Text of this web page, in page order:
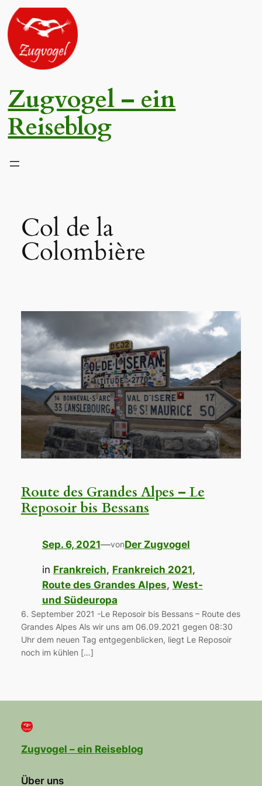
Zum
Inhalt
springen
Zugvogel – ein
Reiseblog
Col de la
Colombière
Route des Grandes Alpes – Le
Reposoir bis Bessans
Sep. 6, 2021—vonDer Zugvogel
in Frankreich, Frankreich 2021
Route des Grandes Alpes, West-
und Südeuropa
6. September 2021 -Le Reposoir bis Bessans – Route des
Grandes Alpes Als wir uns am 06.09.2021 gegen 08:30
Uhr dem neuen Tag entgegenblicken, liegt Le Reposoir
noch im kühlen […]
Zugvogel – ein Reiseblog
Über uns